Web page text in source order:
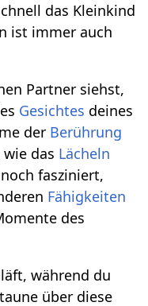
das Kleinkind
ist immer auch
Partner siehst,
Gesichtes deines
der Berührung
das Lächeln
fasziniert,
Fähigkeiten
des
während du
über diese